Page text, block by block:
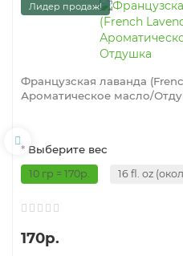
Лидер продаж!
Французская лаванда
Ароматическое масло/
* Выберите вес
10 гр = 170р. 16 fl. oz
170р.